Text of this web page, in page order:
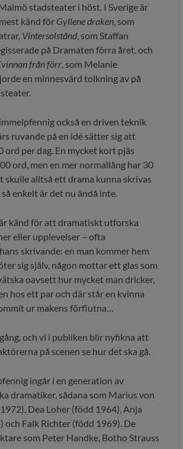
stadsteater i höst. I Sverige är
känd för Gyllene draken, som
Vintersolstånd, som Staffan
på Dramaten förra året, och
från förr, som Melanie
en minnesvärd tolkning av på
också en driven teknik
ruvande på en idé sätter sig att
ord per dag. En mycket kort pjäs
ord, men en mer normallång har 30
skulle alltså ett drama kunna skrivas
så enkelt är det nu ändå inte.
känd för att dramatiskt utforska
eller upplevelser – ofta
skrivande: en man kommer hem
sig själv, någon mottar ett glas som
oavsett hur mycket man dricker,
hos ett par och där står en kvinna
ur makens förflutna…
och vi i publiken blir nyfikna att
på scenen se hur det ska gå.
ingår i en generation av
dramatiker, sådana som Marius von
Dea Loher (född 1964), Anja
och Falk Richter (född 1969). De
som Peter Handke, Botho Strauss